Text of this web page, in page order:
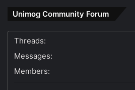
Unimog Community Forum
Threads:
Messages:
Members: